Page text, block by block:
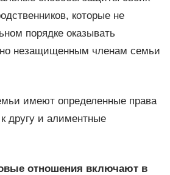
которые не
порядке оказывать
незащищенным членам семьи
имеют определенные права
другу и алиментные
отношения включают в